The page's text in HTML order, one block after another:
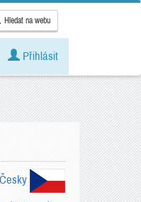
Hledat na webu
Přihlásit
Česky